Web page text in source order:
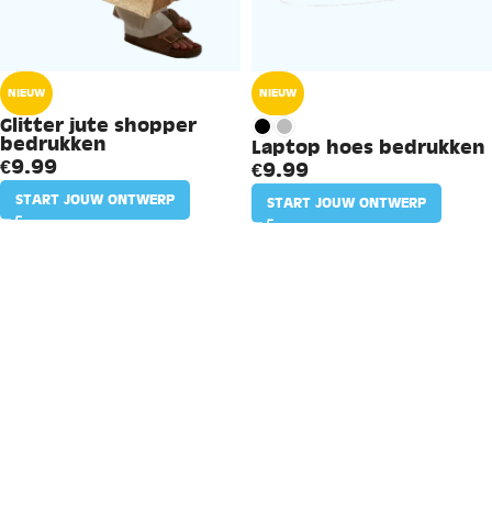
NIEUW
Glitter jute shopper
bedrukken
€9.99
START JOUW ONTWERP
NIEUW
Laptop hoes bedrukken
€9.99
START JOUW ONTWERP